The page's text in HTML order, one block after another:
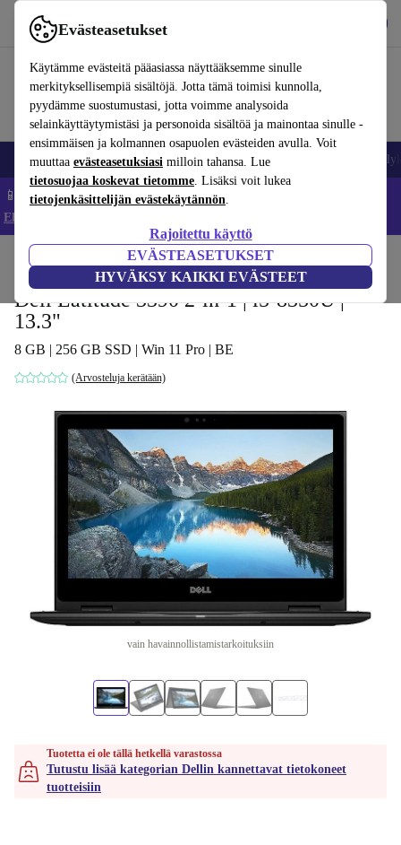
Evästeasetukset
Käytämme evästeitä pääasiassa näyttääksemme sinulle
merkityksellisempiä sisältöjä. Jotta tämä toimisi kunnolla,
pyydämme suostumustasi, jotta voimme analysoida
selainkäyttäytymistäsi ja personoida sisältöä ja mainontaa sinulle -
ensimmäisen ja kolmannen osapuolen evästeiden avulla. Voit
muuttaa evästeasetuksiasi milloin tahansa. Lue
tietosuojaa koskevat tietomme. Lisäksi voit lukea
tietojenkäsittelijän evästekäytännön.
Rajoitettu käyttö
EVÄSTEASETUKSET
HYVÄKSY KAIKKI EVÄSTEET
Käytä refurbed-palvelua nopeasti ja helposti
Matkapuhelimet ja älypuhelimet Kannettavat tietokoneet
📱 Säästä 5 % LISÄÄ iPhoneista – Koodi: IPHONEDEAL –
Ehdot ja säännöt
Kannettavat tietokoneet Dellin kannettavat tietokoneet
Dell Latitude 3390 2-in-1 | i5-8350U |
13.3"
8 GB | 256 GB SSD | Win 11 Pro | BE
(Arvosteluja kerätään)
vain havainnollistamistarkoituksiin
Tuotetta ei ole tällä hetkellä varastossa
Tutustu lisää kategorian Dellin kannettavat tietokoneet
tuotteisiin